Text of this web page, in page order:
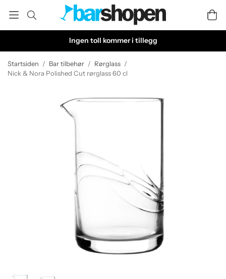
Ingen toll kommer i tillegg
Startsiden / Bar tilbehør / Rørglass /
Nick & Nora Polished Cut rørglass 60 cl